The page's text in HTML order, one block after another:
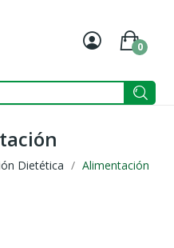
Mi
0
Dietética Alimentación